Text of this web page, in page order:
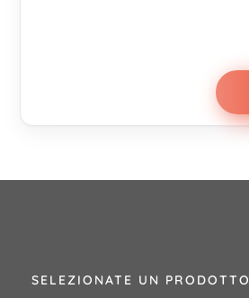
SELEZIONATE UN PRODOTTO